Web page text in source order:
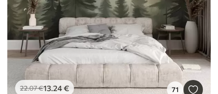
22.07€13.24€ 71